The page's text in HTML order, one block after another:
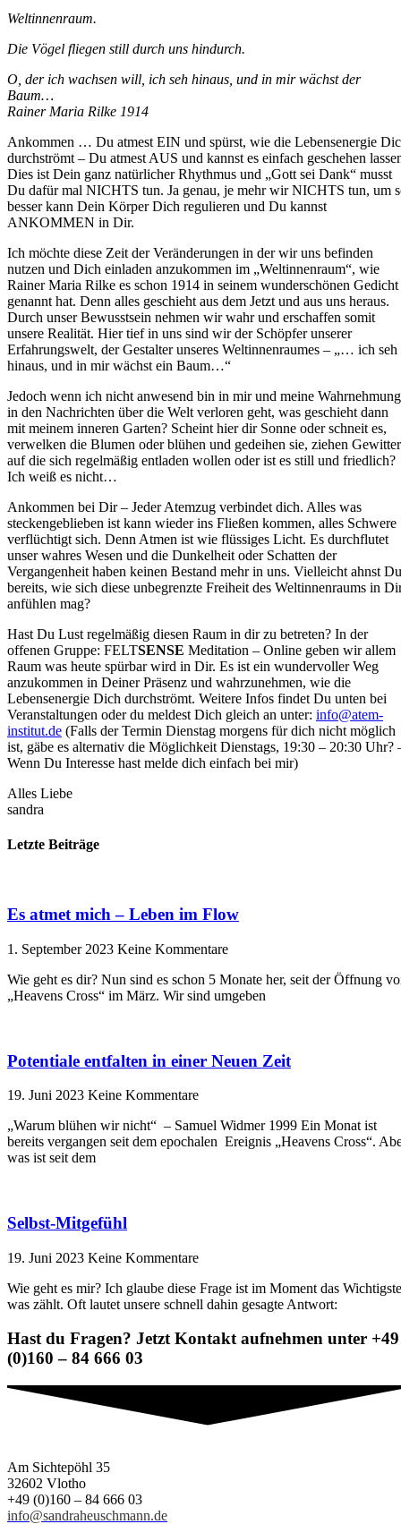
Weltinnenraum.
Die Vögel fliegen still durch uns hindurch.
O, der ich wachsen will, ich seh hinaus, und in mir wächst der
Baum…
Rainer Maria Rilke 1914
Ankommen … Du atmest EIN und spürst, wie die Lebensenergie
durchströmt – Du atmest AUS und kannst es einfach geschehen
Dies ist Dein ganz natürlicher Rhythmus und „Gott sei Dank“ musst
Du dafür mal NICHTS tun. Ja genau, je mehr wir NICHTS tun, um
besser kann Dein Körper Dich regulieren und Du kannst
ANKOMMEN in Dir.
Ich möchte diese Zeit der Veränderungen in der wir uns befinden
nutzen und Dich einladen anzukommen im „Weltinnenraum“, wie
Rainer Maria Rilke es schon 1914 in seinem wunderschönen Gedicht
genannt hat. Denn alles geschieht aus dem Jetzt und aus uns heraus.
Durch unser Bewusstsein nehmen wir wahr und erschaffen somit
unsere Realität. Hier tief in uns sind wir der Schöpfer unserer
Erfahrungswelt, der Gestalter unseres Weltinnenraumes – „… ich seh
hinaus, und in mir wächst ein Baum…“
Jedoch wenn ich nicht anwesend bin in mir und meine Wahrnehmung
in den Nachrichten über die Welt verloren geht, was geschieht dann
mit meinem inneren Garten? Scheint hier dir Sonne oder schneit es,
verwelken die Blumen oder blühen und gedeihen sie, ziehen Gewitter
auf die sich regelmäßig entladen wollen oder ist es still und friedlich?
Ich weiß es nicht…
Ankommen bei Dir – Jeder Atemzug verbindet dich. Alles was
steckengeblieben ist kann wieder ins Fließen kommen, alles Schwere
verflüchtigt sich. Denn Atmen ist wie flüssiges Licht. Es durchflutet
unser wahres Wesen und die Dunkelheit oder Schatten der
Vergangenheit haben keinen Bestand mehr in uns. Vielleicht ahnst Du
bereits, wie sich diese unbegrenzte Freiheit des Weltinnenraums in
anfühlen mag?
Hast Du Lust regelmäßig diesen Raum in dir zu betreten? In der
offenen Gruppe: FELTSENSE Meditation – Online geben wir allem
Raum was heute spürbar wird in Dir. Es ist ein wundervoller Weg
anzukommen in Deiner Präsenz und wahrzunehmen, wie die
Lebensenergie Dich durchströmt. Weitere Infos findet Du unten bei
Veranstaltungen oder du meldest Dich gleich an unter: info@atem-
institut.de (Falls der Termin Dienstag morgens für dich nicht möglich
ist, gäbe es alternativ die Möglichkeit Dienstags, 19:30 – 20:30 Uhr?
Wenn Du Interesse hast melde dich einfach bei mir)
Alles Liebe
sandra
Letzte Beiträge
Es atmet mich – Leben im Flow
1. September 2023 Keine Kommentare
Wie geht es dir? Nun sind es schon 5 Monate her, seit der Öffnung
„Heavens Cross“ im März. Wir sind umgeben
Potentiale entfalten in einer Neuen Zeit
19. Juni 2023 Keine Kommentare
„Warum blühen wir nicht“ – Samuel Widmer 1999 Ein Monat ist
bereits vergangen seit dem epochalen Ereignis „Heavens Cross“.
was ist seit dem
Selbst-Mitgefühl
19. Juni 2023 Keine Kommentare
Wie geht es mir? Ich glaube diese Frage ist im Moment das
was zählt. Oft lautet unsere schnell dahin gesagte Antwort:
Hast du Fragen? Jetzt Kontakt aufnehmen unter +49
(0)160 – 84 666 03
Am Sichtepöhl 35
32602 Vlotho
+49 (0)160 – 84 666 03
info@sandraheuschmann.de